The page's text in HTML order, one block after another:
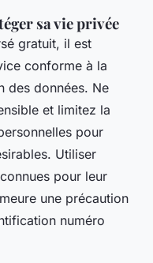
sa vie privée
gratuit, il est
conforme à la
des données. Ne
et limitez la
pour
Utiliser
pour leur
une précaution
numéro